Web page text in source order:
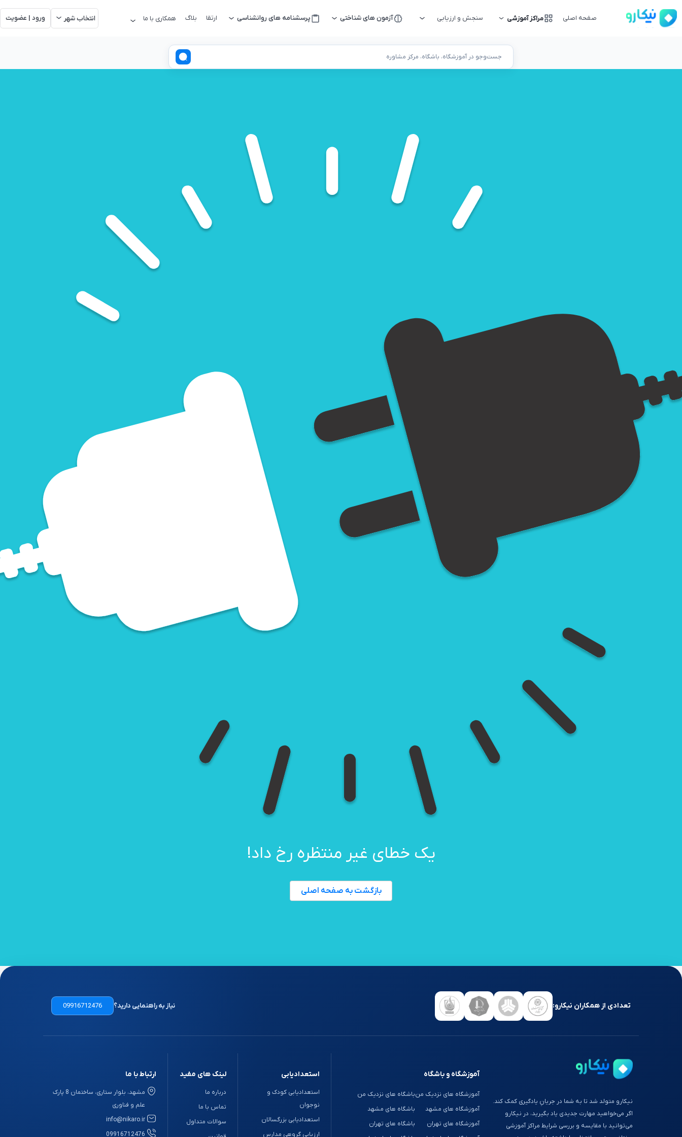
صفحه اصلی مراکز آموزشی سنجش و ارزیابی آزمون های شناختی پرسشنامه های روانشناسی ارتقا بلاگ همکاری با ما انتخاب شهر ورود | عضویت
جست‌وجو در آموزشگاه، باشگاه، مرکز مشاوره
یک خطای غیر منتظره رخ داد!
بازگشت به صفحه اصلی
تعدادی از همکاران نیکارو: نیاز به راهنمایی دارید؟ 09916712476
نیکارو متولد شد تا به شما در جریانِ یادگیری کمک کند.
اگر می‌خواهید مهارت جدیدی یاد بگیرید، در نیکارو
می‌توانید با مقایسه و بررسی شرایط مراکز آموزشی
آموزشگاه و باشگاه
آموزشگاه های نزدیک من
آموزشگاه های مشهد
آموزشگاه های تهران
باشگاه های نزدیک من
باشگاه های مشهد
باشگاه های تهران
استعدادیابی
استعدادیابی کودک و
نوجوان
استعدادیابی بزرگسالان
ارزیابی گروهی مدارس
لینک های مفید
درباره ما
تماس با ما
سوالات متداول
ارتباط با ما
مشهد، بلوار ستاری، ساختمان 8 پارک
علم و فناوری
info@nikaro.ir
09916712476